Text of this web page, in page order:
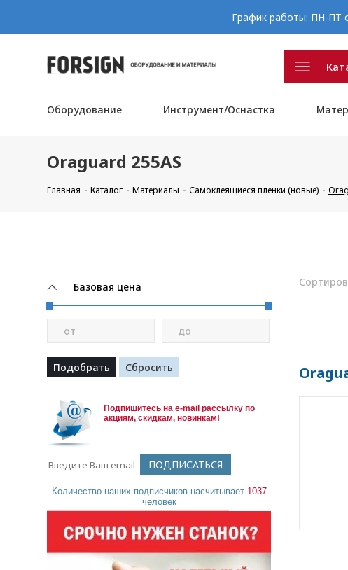
График работы: ПН-ПТ
Оборудование Инструмент/Оснастка
Oraguard 255AS
Главная Каталог Материалы Самоклеящиеся пленки (новые)
Базовая цена
от до
Подпишитесь на e-mail рассылку по
акциям, скидкам, новинкам!
Количество наших подписчиков насчитывает 1037
человек